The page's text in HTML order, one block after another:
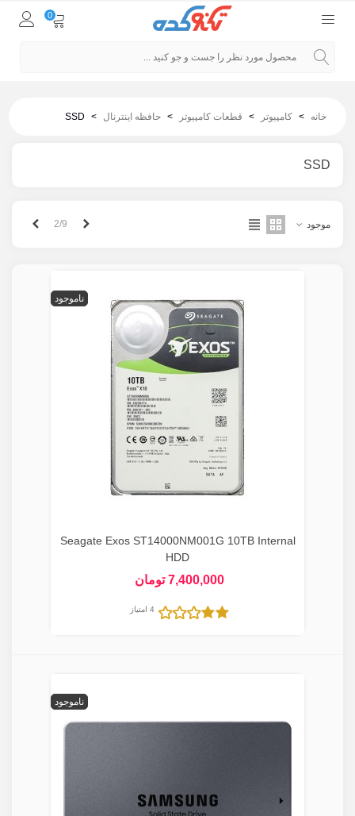
0
خانه > کامپیوتر > قطعات کامپیوتر > حافظه اینترنال >
SSD
SSD
موجود قبلی2/9
ناموجود
Seagate Exos ST14000NM001G 10TB Internal
HDD
7,400,000 تومان
4 امتیاز
ناموجود